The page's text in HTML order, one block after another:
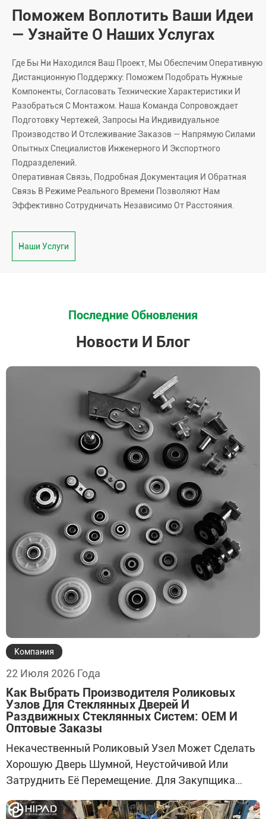
Поможем Воплотить Ваши Идеи
— Узнайте О Наших Услугах
Где Бы Ни Находился Ваш Проект, Мы Обеспечим Оперативную
Дистанционную Поддержку: Поможем Подобрать Нужные
Компоненты, Согласовать Технические Характеристики И
Разобраться С Монтажом. Наша Команда Сопровождает
Подготовку Чертежей, Запросы На Индивидуальное
Производство И Отслеживание Заказов — Напрямую Силами
Опытных Специалистов Инженерного И Экспортного
Подразделений.
Оперативная Связь, Подробная Документация И Обратная
Связь В Режиме Реального Времени Позволяют Нам
Эффективно Сотрудничать Независимо От Расстояния.
Наши Услуги
Последние Обновления
Новости И Блог
Компания
22 Июля 2026 Года
Как Выбрать Производителя Роликовых
Узлов Для Стеклянных Дверей И
Раздвижных Стеклянных Систем: OEM И
Оптовые Заказы
Некачественный Роликовый Узел Может Сделать
Хорошую Дверь Шумной, Неустойчивой Или
Затруднить Её Перемещение. Для Закупщика
Детали: Растёт Число Претензий, Замедляется